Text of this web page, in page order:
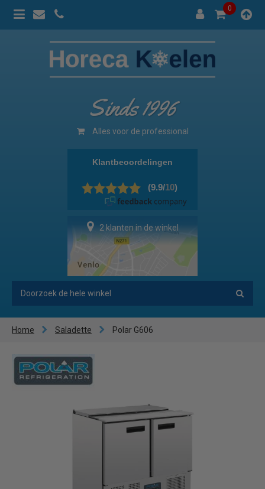
0
Sinds 1996
Alles voor de professional
2 klanten in de winkel
Home Saladette Polar G606